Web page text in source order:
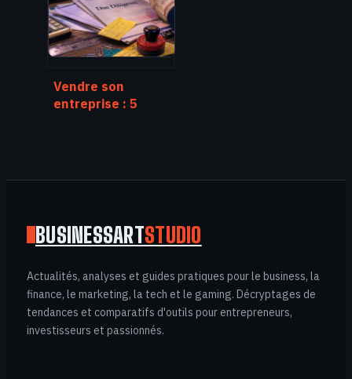
Vendre son
entreprise : 5
BUSINESSARTSTUDIO
Actualités, analyses et guides pratiques pour le business, la
finance, le marketing, la tech et le gaming. Décryptages de
tendances et comparatifs d'outils pour entrepreneurs,
investisseurs et passionnés.